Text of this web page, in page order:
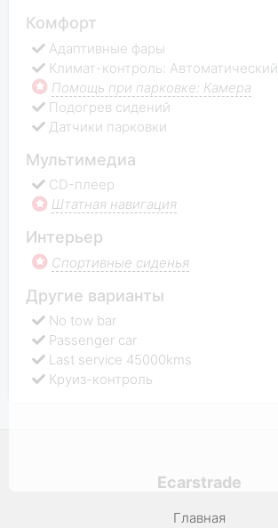
Комфорт
Адаптивные фары
Климат-контроль: Автоматический
Помощь при парковке: Камера
Подогрев сидений
Датчики парковки
Мультимедиа
CD-плеер
Штатная навигация
Интерьер
Спортивные сиденья
Другие варианты
No tow bar
Passenger car
Last service 45000kms
Круиз-контроль
Ecarstrade
Главная